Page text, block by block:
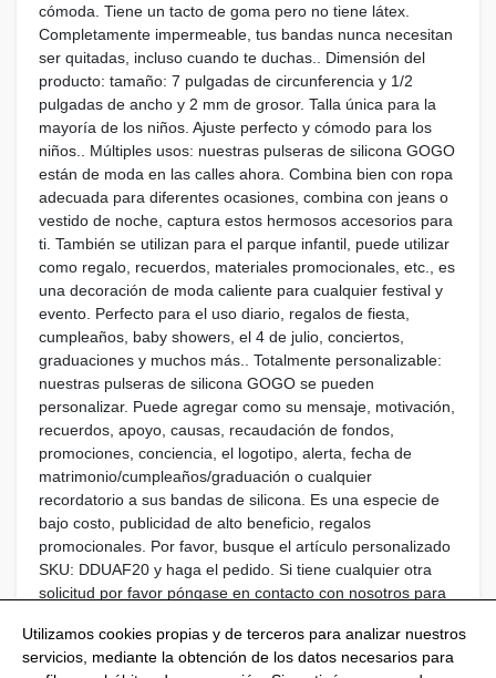
cómoda. Tiene un tacto de goma pero no tiene látex.
Completamente impermeable, tus bandas nunca necesitan
ser quitadas, incluso cuando te duchas.. Dimensión del
producto: tamaño: 7 pulgadas de circunferencia y 1/2
pulgadas de ancho y 2 mm de grosor. Talla única para la
mayoría de los niños. Ajuste perfecto y cómodo para los
niños.. Múltiples usos: nuestras pulseras de silicona GOGO
están de moda en las calles ahora. Combina bien con ropa
adecuada para diferentes ocasiones, combina con jeans o
vestido de noche, captura estos hermosos accesorios para
ti. También se utilizan para el parque infantil, puede utilizar
como regalo, recuerdos, materiales promocionales, etc., es
una decoración de moda caliente para cualquier festival y
evento. Perfecto para el uso diario, regalos de fiesta,
cumpleaños, baby showers, el 4 de julio, conciertos,
graduaciones y muchos más.. Totalmente personalizable:
nuestras pulseras de silicona GOGO se pueden
personalizar. Puede agregar como su mensaje, motivación,
recuerdos, apoyo, causas, recaudación de fondos,
promociones, conciencia, el logotipo, alerta, fecha de
matrimonio/cumpleaños/graduación o cualquier
recordatorio a sus bandas de silicona. Es una especie de
bajo costo, publicidad de alto beneficio, regalos
promocionales. Por favor, busque el artículo personalizado
SKU: DDUAF20 y haga el pedido. Si tiene cualquier otra
solicitud por favor póngase en contacto con nosotros para
Utilizamos cookies propias y de terceros para analizar nuestros
servicios, mediante la obtención de los datos necesarios para